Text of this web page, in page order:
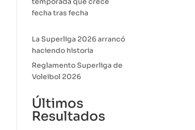
fecha tras fecha
La Superliga 2026 arrancó
haciendo historia
Reglamento Superliga de
Voleibol 2026
Últimos
Resultados